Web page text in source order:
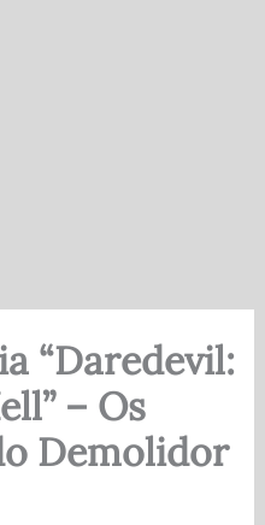
“Daredevil:
– Os
Demolidor